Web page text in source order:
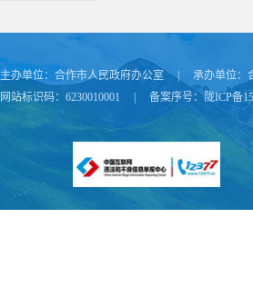
6.申请
过户交易信息
三、认定
（一）
1.由户主
入、住房等情
主办单位： 合作市人民政府办公室 承办单位：
网站标识码：6230010001
备案序号：陇ICP备